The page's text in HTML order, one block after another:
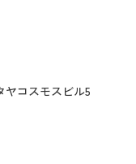
ヤコスモスビル5